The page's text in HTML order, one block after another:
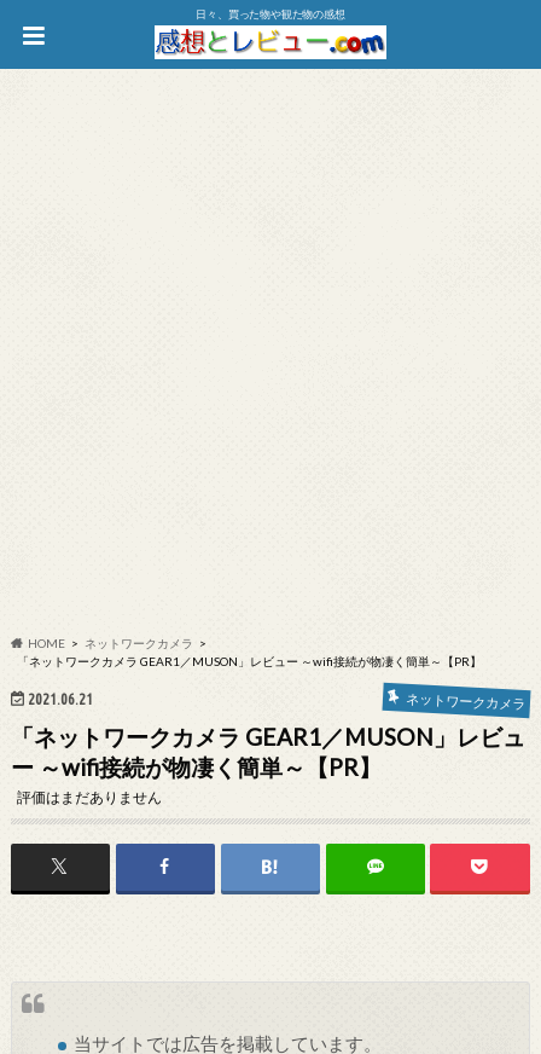
日々、買った物や観た物の感想
HOME
ネットワークカメラ
「ネットワークカメラ GEAR1／MUSON」レビュー ～wifi接続が物凄く簡単～【PR】
2021.06.21 ネットワークカメラ
「ネットワークカメラ GEAR1／MUSON」レビュ
ー ～wifi接続が物凄く簡単～【PR】
評価はまだありません
当サイトでは広告を掲載しています。